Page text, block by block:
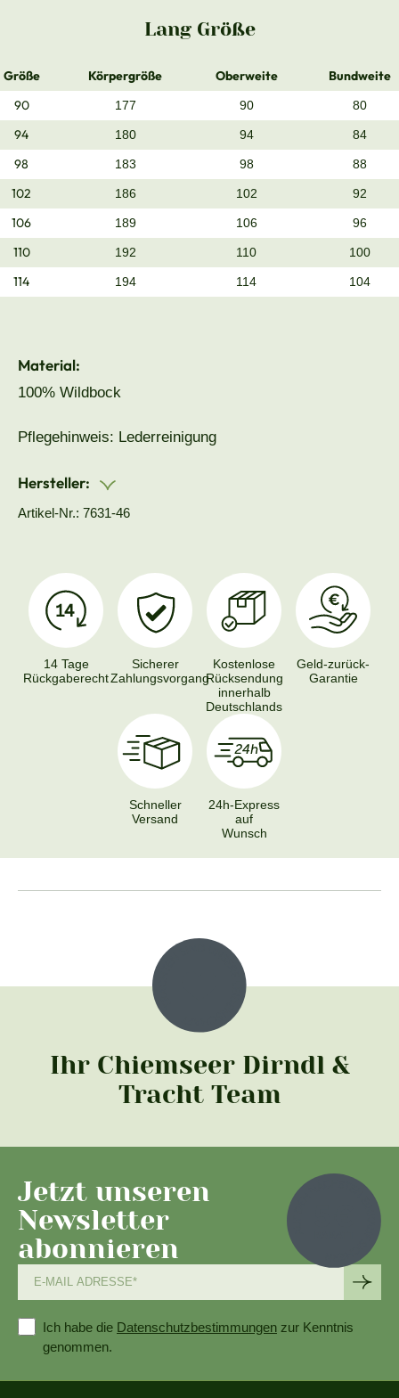
Lang Größe
Größe Körpergröße Oberweite
Bundweite
90
177 90 80
94 180 94 84
98 183 98 88
102 186 102 92
106 189 106 96
110 192 110 100
114 194 114 104
Material:
100% Wildbock
Pflegehinweis: Lederreinigung
Hersteller:
Artikel-Nr.: 7631-46
14 Tage
Rückgaberecht
Sicherer
Zahlungsvorgang
Kostenlose
Rücksendung
innerhalb
Deutschlands
Geld-zurück-
Garantie
Schneller
Versand
24h-Express
auf
Wunsch
Ihr Chiemseer Dirndl &
Tracht Team
Jetzt unseren
Newsletter
abonnieren
Ich habe die Datenschutzbestimmungen zur Kenntnis
genommen.